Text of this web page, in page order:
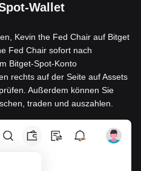
Wallet
Kevin the Fed Chair auf Bitget
Fed Chair sofort nach
Bitget-Spot-Konto
rechts auf der Seite auf Assets
Außerdem können Sie
traden und auszahlen.